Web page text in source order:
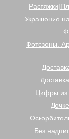
Украшение
Фотозоны.
Цифры из
Дочке
Без